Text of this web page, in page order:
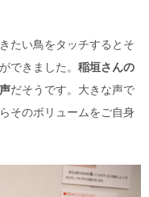
たい鳥をタッチするとそ
できました。 稲垣さんの
だそうです。大きな声で
そのボリュームをご自身